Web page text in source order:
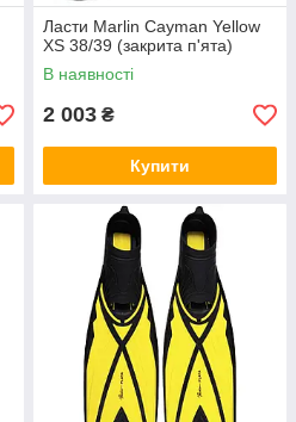
Ласти Marlin Cayman Yellow
XS 38/39 (закрита п'ята)
В наявності
2 003 ₴
Купити